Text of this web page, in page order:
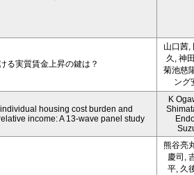
る実質賃金上昇の鍵は？
山口茜,
久, 神
菊池慈
ング
housing cost burden and
income: A 13-wave panel study
K
熊谷亮
慶司,
平, 久